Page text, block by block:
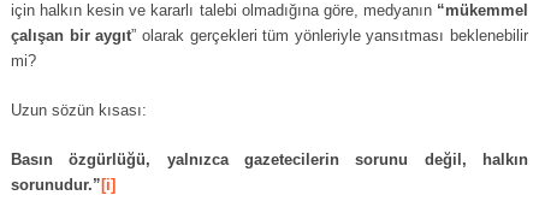
için halkın kesin ve kararlı talebi olmadığına göre, medyanın “mükemmel
çalışan bir aygıt” olarak gerçekleri tüm yönleriyle yansıtması beklenebilir
mi?
Uzun sözün kısası:
Basın özgürlüğü, yalnızca gazetecilerin sorunu değil, halkın
sorunudur.” [i]